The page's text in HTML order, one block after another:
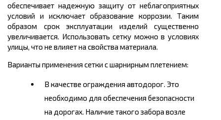
обеспечивает надежную защиту от неблагоприятных
условий и исключает образование коррозии. Таким
образом срок эксплуатации изделий существенно
увеличивается. Использовать сетку можно в условиях
улицы, что не влияет на свойства материала.
Варианты применения сетки с шарнирным плетением:
В качестве ограждения автодорог. Это
необходимо для обеспечения безопасности
на дорогах. Наличие такого забора возле